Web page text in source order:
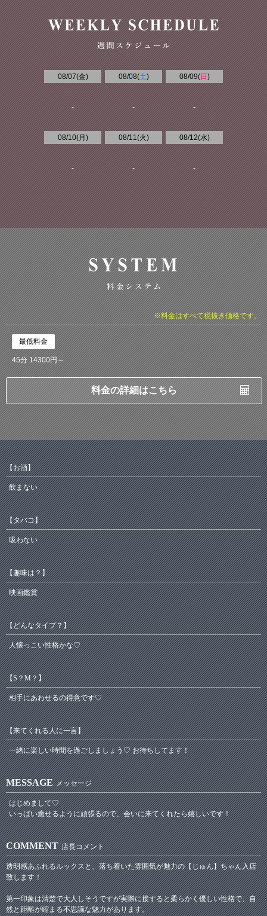
08/07(金)
-
08/08(土)
-
08/09(日 )
-
08/10(月 )
-
08/11(火)
-
08/12(水)
-
※料金はすべて税抜き価格です。
最低料金
45分 14300円～
料金の詳細はこちら
【お酒】
飲まない
【タバコ】
吸わない
【趣味は？】
映画鑑賞
【どんなタイプ？】
人懐っこい性格かな♡
【S？М？】
相手にあわせるの得意です♡
【来てくれる人に一言】
一緒に楽しい時間を過ごしましょう♡ お待ちしてます！
MESSAGE メッセージ
はじめまして♡
いっぱい癒せるように頑張るので、会いに来てくれたら嬉しいです！
COMMENT 店長コメント
透明感あふれるルックスと、落ち着いた雰囲気が魅力の【じゅん】ちゃん入店
致します！
第一印象は清楚で大人しそうですが実際に接すると柔らかく優しい性格で、自
然と距離が縮まる不思議な魅力があります。